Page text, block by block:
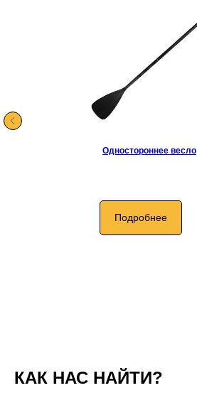
Одностороннее весло
Подробнее
КАК НАС НАЙТИ?